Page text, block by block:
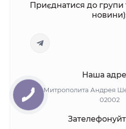
Приєднатися до групи
Наша
вул. Митрополита Андрея
02002